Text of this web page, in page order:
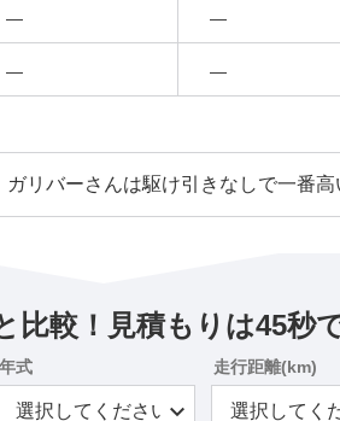
― ―
― ―
リバーさんは駆け引きなしで一番
比較！見積もりは45秒
年式 走行距離(km)